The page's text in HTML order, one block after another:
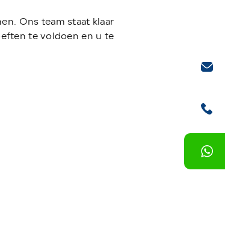
Ons team staat klaar
te voldoen en u te